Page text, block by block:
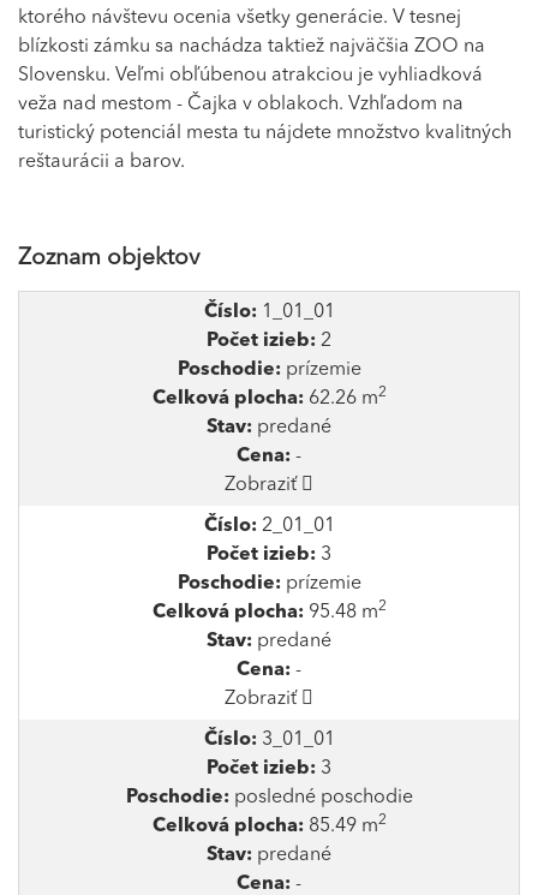
ktorého návštevu ocenia všetky generácie. V tesnej
blízkosti zámku sa nachádza taktiež najväčšia ZOO na
Slovensku. Veľmi obľúbenou atrakciou je vyhliadková
veža nad mestom - Čajka v oblakoch. Vzhľadom na
turistický potenciál mesta tu nájdete množstvo kvalitných
reštaurácii a barov.
Zoznam objektov
Číslo:1_01_01
Počet izieb: 2
Poschodie:prízemie
Celková plocha: 62.26 m2
Stav: predané
Cena: -
Zobraziť
Číslo:2_01_01
Počet izieb: 3
Poschodie:prízemie
Celková plocha: 95.48 m2
Stav: predané
Cena: -
Zobraziť
Číslo:3_01_01
Počet izieb: 3
Poschodie:posledné poschodie
Celková plocha: 85.49 m2
Stav: predané
Cena: -